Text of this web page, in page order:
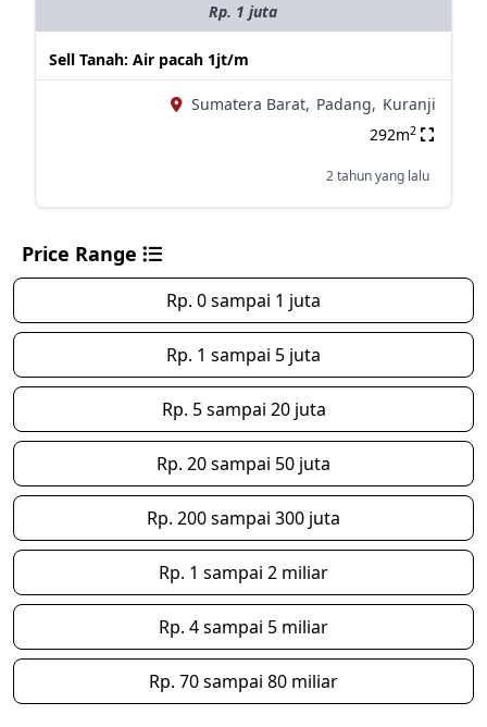
Rp. 1 juta
Sell Tanah: Air pacah 1jt/m
Sumatera Barat, Padang, Kuranji
292m2
2 tahun yang lalu
Price Range
Rp. 0 sampai 1 juta
Rp. 1 sampai 5 juta
Rp. 5 sampai 20 juta
Rp. 20 sampai 50 juta
Rp. 200 sampai 300 juta
Rp. 1 sampai 2 miliar
Rp. 4 sampai 5 miliar
Rp. 70 sampai 80 miliar